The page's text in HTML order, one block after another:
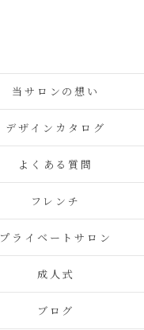
当サロンの想い
デザインカタログ
よくある質問
フレンチ
プライベートサロン
成人式
ブログ